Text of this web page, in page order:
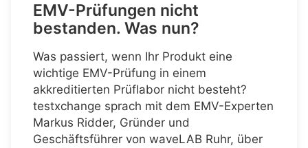
EMV-Prüfungen nicht
bestanden. Was nun?
Was passiert, wenn Ihr Produkt eine
wichtige EMV-Prüfung in einem
akkreditierten Prüflabor nicht besteht?
testxchange sprach mit dem EMV-Experten
Markus Ridder, Gründer und
Geschäftsführer von waveLAB Ruhr, über